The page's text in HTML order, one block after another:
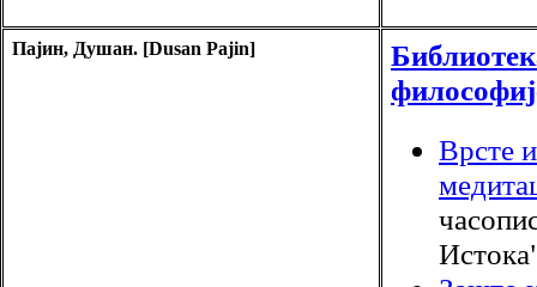
Пајин, Душан. [Dusan Pajin]
Врсте